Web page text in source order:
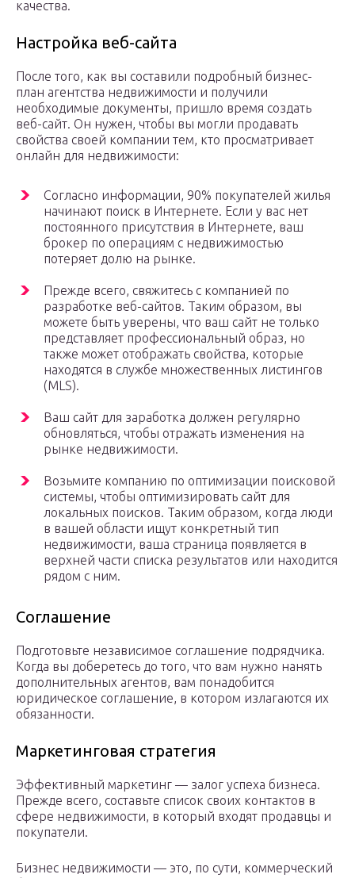
качества.
Настройка веб-сайта
После того, как вы составили подробный бизнес-
план агентства недвижимости и получили
необходимые документы, пришло время создать
веб-сайт. Он нужен, чтобы вы могли продавать
свойства своей компании тем, кто просматривает
онлайн для недвижимости:
Согласно информации, 90% покупателей жилья
начинают поиск в Интернете. Если у вас нет
постоянного присутствия в Интернете, ваш
брокер по операциям с недвижимостью
потеряет долю на рынке.
Прежде всего, свяжитесь с компанией по
разработке веб-сайтов. Таким образом, вы
можете быть уверены, что ваш сайт не только
представляет профессиональный образ, но
также может отображать свойства, которые
находятся в службе множественных листингов
(MLS).
Ваш сайт для заработка должен регулярно
обновляться, чтобы отражать изменения на
рынке недвижимости.
Возьмите компанию по оптимизации поисковой
системы, чтобы оптимизировать сайт для
локальных поисков. Таким образом, когда люди
в вашей области ищут конкретный тип
недвижимости, ваша страница появляется в
верхней части списка результатов или находится
рядом с ним.
Соглашение
Подготовьте независимое соглашение подрядчика.
Когда вы доберетесь до того, что вам нужно нанять
дополнительных агентов, вам понадобится
юридическое соглашение, в котором излагаются их
обязанности.
Маркетинговая стратегия
Эффективный маркетинг — залог успеха бизнеса.
Прежде всего, составьте список своих контактов в
сфере недвижимости, в который входят продавцы и
покупатели.
Бизнес недвижимости — это, по сути, коммерческий